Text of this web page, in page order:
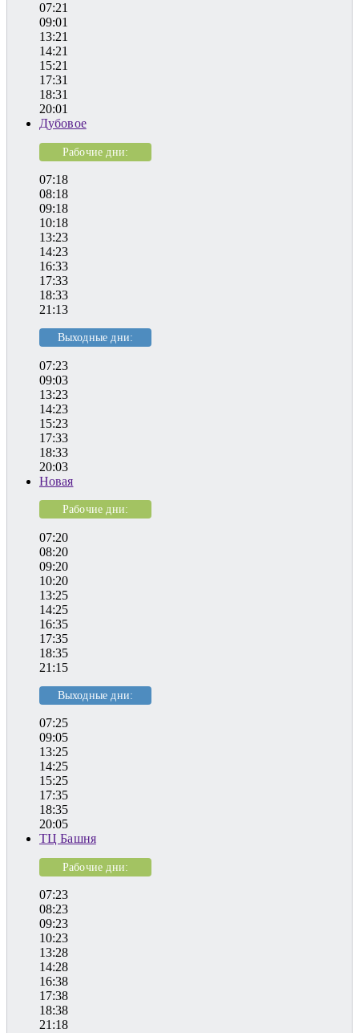
07:21
09:01
13:21
14:21
15:21
17:31
18:31
20:01
Дубовое
Рабочие дни:
07:18
08:18
09:18
10:18
13:23
14:23
16:33
17:33
18:33
21:13
Выходные дни:
07:23
09:03
13:23
14:23
15:23
17:33
18:33
20:03
Новая
Рабочие дни:
07:20
08:20
09:20
10:20
13:25
14:25
16:35
17:35
18:35
21:15
Выходные дни:
07:25
09:05
13:25
14:25
15:25
17:35
18:35
20:05
ТЦ Башня
Рабочие дни:
07:23
08:23
09:23
10:23
13:28
14:28
16:38
17:38
18:38
21:18